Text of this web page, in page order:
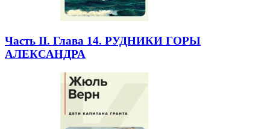
Часть II. Глава 14. РУДНИКИ ГОРЫ
АЛЕКСАНДРА